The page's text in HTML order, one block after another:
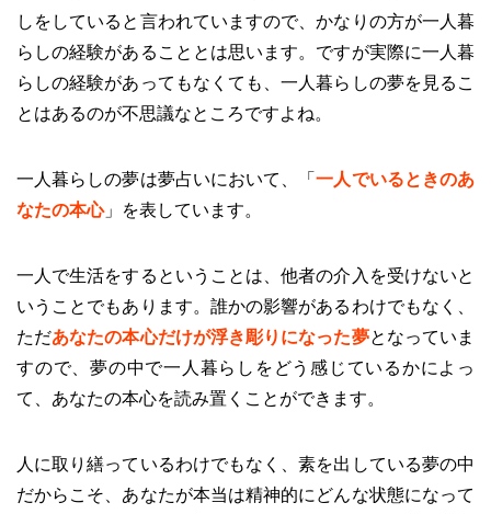
しをしていると言われていますので、かなりの方が一人暮
らしの経験があることとは思います。ですが実際に一人暮
らしの経験があってもなくても、一人暮らしの夢を見るこ
とはあるのが不思議なところですよね。
一人暮らしの夢は夢占いにおいて、「一人でいるときのあ
なたの本心」を表しています。
一人で生活をするということは、他者の介入を受けないと
いうことでもあります。誰かの影響があるわけでもなく、
ただあなたの本心だけが浮き彫りになった夢となっていま
すので、夢の中で一人暮らしをどう感じているかによっ
て、あなたの本心を読み置くことができます。
人に取り繕っているわけでもなく、素を出している夢の中
だからこそ、あなたが本当は精神的にどんな状態になって